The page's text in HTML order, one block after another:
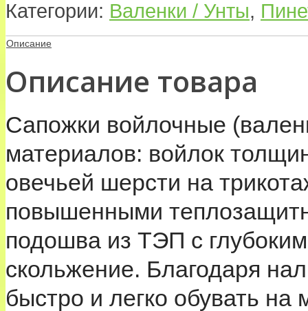
Категории: Валенки / Унты,
Описание
Описание товара
Сапожки войлочные
материалов: войлок
овечьей шерсти на
повышенными
подошва из ТЭП с
скольжение. Благодаря
быстро и легко обувать